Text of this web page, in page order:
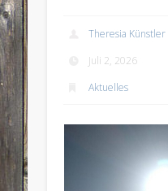
Theresia Künstler
Juli 2, 2026
Aktuelles